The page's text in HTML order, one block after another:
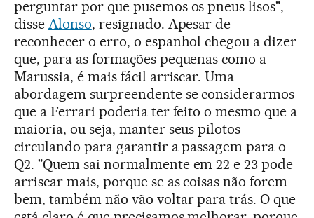
perguntar por que pusemos os pneus lisos",
disse Alonso, resignado. Apesar de
reconhecer o erro, o espanhol chegou a dizer
que, para as formações pequenas como a
Marussia, é mais fácil arriscar. Uma
abordagem surpreendente se considerarmos
que a Ferrari poderia ter feito o mesmo que a
maioria, ou seja, manter seus pilotos
circulando para garantir a passagem para o
Q2. "Quem sai normalmente em 22 e 23 pode
arriscar mais, porque se as coisas não forem
bem, também não vão voltar para trás. O que